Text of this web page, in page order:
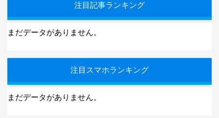
注目記事ランキング
まだデータがありません。
注目スマホランキング
まだデータがありません。